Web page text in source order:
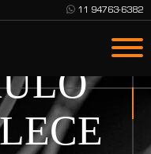
11 94763-6382
DE